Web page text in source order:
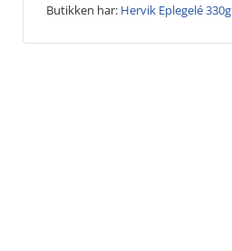
Butikken har: Hervik Eplegelé 330g